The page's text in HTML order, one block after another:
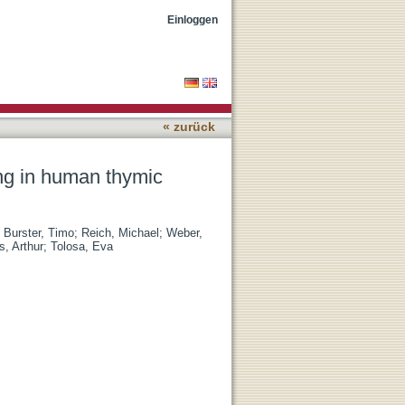
Einloggen
« zurück
in human thymic
Burster, Timo; Reich, Michael ; Weber,
Arthur; Tolosa, Eva